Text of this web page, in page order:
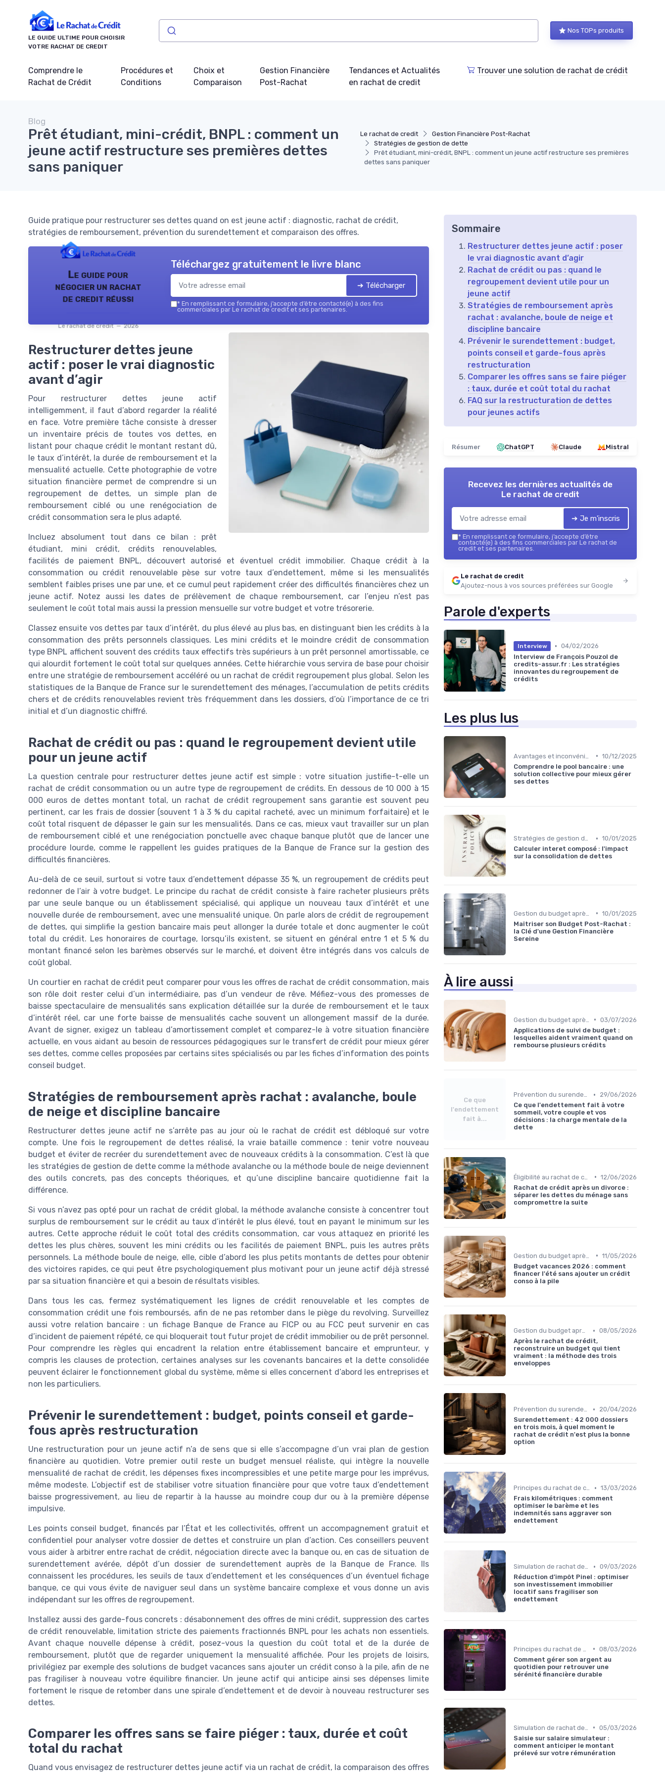
LE GUIDE ULTIME POUR CHOISIR
VOTRE RACHAT DE CREDIT
Nos TOPs produits
Comprendre le
Rachat de Crédit
Procédures et
Conditions
Choix et
Comparaison
Gestion Financière
Post-Rachat
Tendances et Actualités
en rachat de credit
Trouver une solution de rachat de crédit
Le rachat de credit
Gestion Financière Post-Rachat
Stratégies de gestion de dette
Prêt étudiant, mini-crédit, BNPL : comment un jeune actif restructure ses premières
dettes sans paniquer
Blog
Prêt étudiant, mini-crédit, BNPL : comment un
jeune actif restructure ses premières dettes
sans paniquer
Guide pratique pour restructurer ses dettes quand on est jeune actif : diagnostic, rachat de crédit,
stratégies de remboursement, prévention du surendettement et comparaison des offres.
Le guide pour
négocier un rachat
de credit réussi
Le rachat de credit — 2026
Téléchargez gratuitement le livre blanc
➔ Télécharger
* En remplissant ce formulaire, j’accepte d’être contacté(e) à des fins
commerciales par Le rachat de credit et ses partenaires.
Restructurer dettes jeune
actif : poser le vrai diagnostic
avant d’agir
Pour restructurer dettes jeune actif
intelligemment, il faut d’abord regarder la réalité
en face. Votre première tâche consiste à dresser
un inventaire précis de toutes vos dettes, en
listant pour chaque crédit le montant restant dû,
le taux d’intérêt, la durée de remboursement et la
mensualité actuelle. Cette photographie de votre
situation financière permet de comprendre si un
regroupement de dettes, un simple plan de
remboursement ciblé ou une renégociation de
crédit consommation sera le plus adapté.
Incluez absolument tout dans ce bilan : prêt
étudiant, mini crédit, crédits renouvelables,
facilités de paiement BNPL, découvert autorisé et éventuel crédit immobilier. Chaque crédit à la
consommation ou crédit renouvelable pèse sur votre taux d’endettement, même si les mensualités
semblent faibles prises une par une, et ce cumul peut rapidement créer des difficultés financières chez un
jeune actif. Notez aussi les dates de prélèvement de chaque remboursement, car l’enjeu n’est pas
seulement le coût total mais aussi la pression mensuelle sur votre budget et votre trésorerie.
Classez ensuite vos dettes par taux d’intérêt, du plus élevé au plus bas, en distinguant bien les crédits à la
consommation des prêts personnels classiques. Les mini crédits et le moindre crédit de consommation
type BNPL affichent souvent des crédits taux effectifs très supérieurs à un prêt personnel amortissable, ce
qui alourdit fortement le coût total sur quelques années. Cette hiérarchie vous servira de base pour choisir
entre une stratégie de remboursement accéléré ou un rachat de crédit regroupement plus global. Selon les
statistiques de la Banque de France sur le surendettement des ménages, l’accumulation de petits crédits
chers et de crédits renouvelables revient très fréquemment dans les dossiers, d’où l’importance de ce tri
initial et d’un diagnostic chiffré.
Rachat de crédit ou pas : quand le regroupement devient utile
pour un jeune actif
La question centrale pour restructurer dettes jeune actif est simple : votre situation justifie-t-elle un
rachat de crédit consommation ou un autre type de regroupement de crédits. En dessous de 10 000 à 15
000 euros de dettes montant total, un rachat de crédit regroupement sans garantie est souvent peu
pertinent, car les frais de dossier (souvent 1 à 3 % du capital racheté, avec un minimum forfaitaire) et le
coût total risquent de dépasser le gain sur les mensualités. Dans ce cas, mieux vaut travailler sur un plan
de remboursement ciblé et une renégociation ponctuelle avec chaque banque plutôt que de lancer une
procédure lourde, comme le rappellent les guides pratiques de la Banque de France sur la gestion des
difficultés financières.
Au-delà de ce seuil, surtout si votre taux d’endettement dépasse 35 %, un regroupement de crédits peut
redonner de l’air à votre budget. Le principe du rachat de crédit consiste à faire racheter plusieurs prêts
par une seule banque ou un établissement spécialisé, qui applique un nouveau taux d’intérêt et une
nouvelle durée de remboursement, avec une mensualité unique. On parle alors de crédit de regroupement
de dettes, qui simplifie la gestion bancaire mais peut allonger la durée totale et donc augmenter le coût
total du crédit. Les honoraires de courtage, lorsqu’ils existent, se situent en général entre 1 et 5 % du
montant financé selon les barèmes observés sur le marché, et doivent être intégrés dans vos calculs de
coût global.
Un courtier en rachat de crédit peut comparer pour vous les offres de rachat de crédit consommation, mais
son rôle doit rester celui d’un intermédiaire, pas d’un vendeur de rêve. Méfiez-vous des promesses de
baisse spectaculaire de mensualités sans explication détaillée sur la durée de remboursement et le taux
d’intérêt réel, car une forte baisse de mensualités cache souvent un allongement massif de la durée.
Avant de signer, exigez un tableau d’amortissement complet et comparez-le à votre situation financière
actuelle, en vous aidant au besoin de ressources pédagogiques sur le transfert de crédit pour mieux gérer
ses dettes, comme celles proposées par certains sites spécialisés ou par les fiches d’information des points
conseil budget.
Stratégies de remboursement après rachat : avalanche, boule
de neige et discipline bancaire
Restructurer dettes jeune actif ne s’arrête pas au jour où le rachat de crédit est débloqué sur votre
compte. Une fois le regroupement de dettes réalisé, la vraie bataille commence : tenir votre nouveau
budget et éviter de recréer du surendettement avec de nouveaux crédits à la consommation. C’est là que
les stratégies de gestion de dette comme la méthode avalanche ou la méthode boule de neige deviennent
des outils concrets, pas des concepts théoriques, et qu’une discipline bancaire quotidienne fait la
différence.
Si vous n’avez pas opté pour un rachat de crédit global, la méthode avalanche consiste à concentrer tout
surplus de remboursement sur le crédit au taux d’intérêt le plus élevé, tout en payant le minimum sur les
autres. Cette approche réduit le coût total des crédits consommation, car vous attaquez en priorité les
dettes les plus chères, souvent les mini crédits ou les facilités de paiement BNPL, puis les autres prêts
personnels. La méthode boule de neige, elle, cible d’abord les plus petits montants de dettes pour obtenir
des victoires rapides, ce qui peut être psychologiquement plus motivant pour un jeune actif déjà stressé
par sa situation financière et qui a besoin de résultats visibles.
Dans tous les cas, fermez systématiquement les lignes de crédit renouvelable et les comptes de
consommation crédit une fois remboursés, afin de ne pas retomber dans le piège du revolving. Surveillez
aussi votre relation bancaire : un fichage Banque de France au FICP ou au FCC peut survenir en cas
d’incident de paiement répété, ce qui bloquerait tout futur projet de crédit immobilier ou de prêt personnel.
Pour comprendre les règles qui encadrent la relation entre établissement bancaire et emprunteur, y
compris les clauses de protection, certaines analyses sur les covenants bancaires et la dette consolidée
peuvent éclairer le fonctionnement global du système, même si elles concernent d’abord les entreprises et
non les particuliers.
Prévenir le surendettement : budget, points conseil et garde-
fous après restructuration
Une restructuration pour un jeune actif n’a de sens que si elle s’accompagne d’un vrai plan de gestion
financière au quotidien. Votre premier outil reste un budget mensuel réaliste, qui intègre la nouvelle
mensualité de rachat de crédit, les dépenses fixes incompressibles et une petite marge pour les imprévus,
même modeste. L’objectif est de stabiliser votre situation financière pour que votre taux d’endettement
baisse progressivement, au lieu de repartir à la hausse au moindre coup dur ou à la première dépense
impulsive.
Les points conseil budget, financés par l’État et les collectivités, offrent un accompagnement gratuit et
confidentiel pour analyser votre dossier de dettes et construire un plan d’action. Ces conseillers peuvent
vous aider à arbitrer entre rachat de crédit, négociation directe avec la banque ou, en cas de situation de
surendettement avérée, dépôt d’un dossier de surendettement auprès de la Banque de France. Ils
connaissent les procédures, les seuils de taux d’endettement et les conséquences d’un éventuel fichage
banque, ce qui vous évite de naviguer seul dans un système bancaire complexe et vous donne un avis
indépendant sur les offres de regroupement.
Installez aussi des garde-fous concrets : désabonnement des offres de mini crédit, suppression des cartes
de crédit renouvelable, limitation stricte des paiements fractionnés BNPL pour les achats non essentiels.
Avant chaque nouvelle dépense à crédit, posez-vous la question du coût total et de la durée de
remboursement, plutôt que de regarder uniquement la mensualité affichée. Pour les projets de loisirs,
privilégiez par exemple des solutions de budget vacances sans ajouter un crédit conso à la pile, afin de ne
pas fragiliser à nouveau votre équilibre financier. Un jeune actif qui anticipe ainsi ses dépenses limite
fortement le risque de retomber dans une spirale d’endettement et de devoir à nouveau restructurer ses
dettes.
Comparer les offres sans se faire piéger : taux, durée et coût
total du rachat
Quand vous envisagez de restructurer dettes jeune actif via un rachat de crédit, la comparaison des offres
Sommaire
Restructurer dettes jeune actif : poser
le vrai diagnostic avant d’agir
Rachat de crédit ou pas : quand le
regroupement devient utile pour un
jeune actif
Stratégies de remboursement après
rachat : avalanche, boule de neige et
discipline bancaire
Prévenir le surendettement : budget,
points conseil et garde-fous après
restructuration
Comparer les offres sans se faire piéger
: taux, durée et coût total du rachat
FAQ sur la restructuration de dettes
pour jeunes actifs
Résumer ChatGPT Claude Mistral
Recevez les dernières actualités de
Le rachat de credit
➔ Je m'inscris
* En remplissant ce formulaire, j’accepte d’être
contacté(e) à des fins commerciales par Le rachat de
credit et ses partenaires.
Le rachat de credit
Ajoutez-nous à vos sources préférées sur Google
Parole d'experts
Interview • 04/02/2026
Interview de François Pouzol de
credits-assur.fr : Les stratégies
innovantes du regroupement de
crédits
Les plus lus
• 10/12/2025
Comprendre le pool bancaire : une
solution collective pour mieux gérer
ses dettes
Stratégies de gestion de dette • 10/01/2025
Calculer interet composé : l'impact
sur la consolidation de dettes
• 10/01/2025
Maîtriser son Budget Post-Rachat :
la Clé d'une Gestion Financière
Sereine
À lire aussi
• 03/07/2026
Applications de suivi de budget :
lesquelles aident vraiment quand on
rembourse plusieurs crédits
Ce que
l'endettement
fait à...
Prévention du surendettement •
29/06/2026
Ce que l'endettement fait à votre
sommeil, votre couple et vos
décisions : la charge mentale de la
dette
• 12/06/2026
Rachat de crédit après un divorce :
séparer les dettes du ménage sans
compromettre la suite
• 11/05/2026
Budget vacances 2026 : comment
financer l'été sans ajouter un crédit
conso à la pile
Gestion du budget après rachat • 08/05/2026
Après le rachat de crédit,
reconstruire un budget qui tient
vraiment : la méthode des trois
enveloppes
Prévention du surendettement •
20/04/2026
Surendettement : 42 000 dossiers
en trois mois, à quel moment le
rachat de crédit n'est plus la bonne
option
Principes du rachat de crédit • 13/03/2026
Frais kilométriques : comment
optimiser le barème et les
indemnités sans aggraver son
endettement
Simulation de rachat de crédit • 09/03/2026
Réduction d’impôt Pinel : optimiser
son investissement immobilier
locatif sans fragiliser son
endettement
• 08/03/2026
Comment gérer son argent au
quotidien pour retrouver une
sérénité financière durable
• 05/03/2026
Saisie sur salaire simulateur :
comment anticiper le montant
prélevé sur votre rémunération